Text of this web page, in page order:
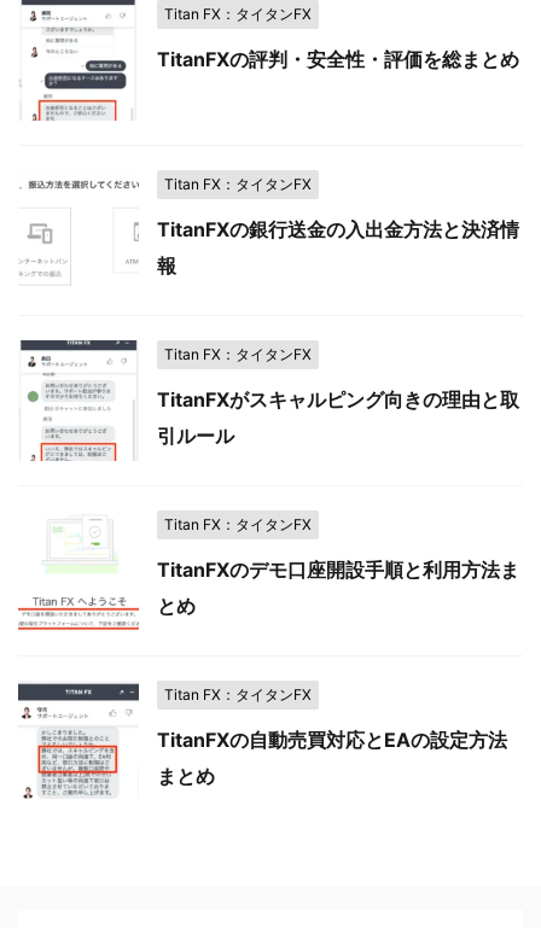
Titan FX：タイタンFX
TitanFXの評判・安全性・評価を総まとめ
Titan FX：タイタンFX
TitanFXの銀行送金の入出金方法と決済情
報
Titan FX：タイタンFX
TitanFXがスキャルピング向きの理由と取
引ルール
Titan FX：タイタンFX
TitanFXのデモ口座開設手順と利用方法ま
とめ
Titan FX：タイタンFX
TitanFXの自動売買対応とEAの設定方法
まとめ